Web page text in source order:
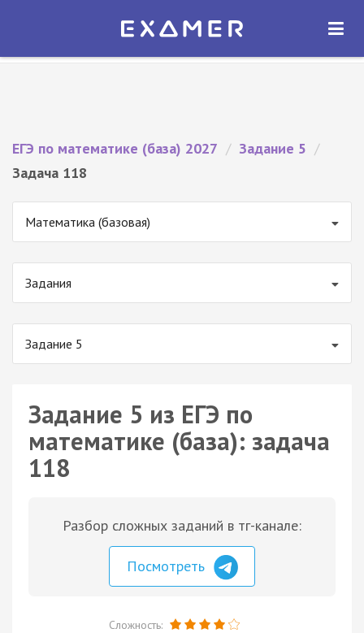
Экзамер — ЕГЭ 2027
ОТКРЫТЬ
ЕГЭ по математике (база) 2027 / Задание 5 /
Задача 118
Математика (базовая)
Задания
Задание 5
Задание 5 из ЕГЭ по
математике (база): задача
118
Разбор сложных заданий в тг-канале:
Посмотреть
Сложность: